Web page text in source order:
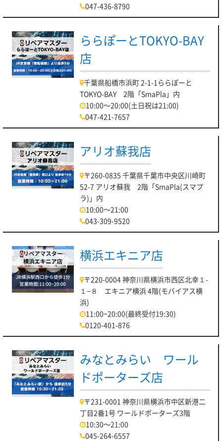
047-436-8790
ららぽーとTOKYO-BAY
店
千葉県船橋市浜町 2-1-1ららぽーと
TOKYO-BAY 2階「SmaPla」内
10:00～20:00(土日祝は21:00)
047-421-7657
アリオ蘇我店
〒260-0835 千葉県千葉市中央区川崎町
52-7 アリオ蘇我 2階「SmaPla(スマプ
ラ)」内
10:00～21:00
043-309-9520
横浜エキニア店
〒220-0004 神奈川県横浜市西区北幸１-
１−８ エキニア横浜 4階(モバイアス横
浜)
11:00~20:00(最終受付19:30)
0120-401-876
みなとみらい ワール
ドポーターズ店
〒231-0001 神奈川県横浜市中区新港二
丁目2番1号 ワールドポーターズ3階
10:30～21:00
045-264-6557